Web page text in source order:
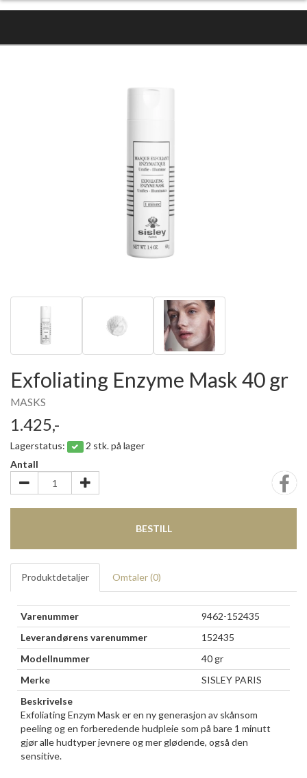
Exfoliating Enzyme Mask 40 gr
MASKS
1.425,-
Lagerstatus:
2 stk. på lager
Antall
BESTILL
Produktdetaljer Omtaler (0)
Varenummer
9462-152435
Leverandørens varenummer
152435
Modellnummer
40 gr
Merke
SISLEY PARIS
Beskrivelse
Exfoliating Enzym Mask er en ny generasjon av skånsom
peeling og en forberedende hudpleie som på bare 1 minutt
gjør alle hudtyper jevnere og mer glødende, også den
sensitive.